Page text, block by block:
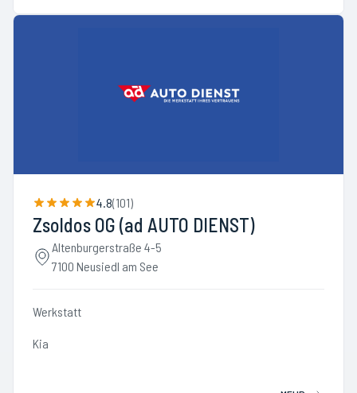
4.8(101)
Zsoldos OG (ad AUTO DIENST)
Altenburgerstraße 4-5
7100 Neusiedl am See
Werkstatt
Kia